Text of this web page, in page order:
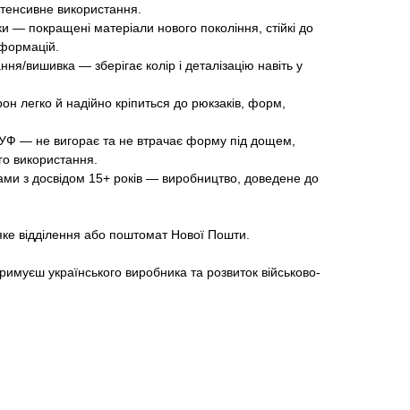
використання.
— покращені матеріали нового покоління, стійкі до
вишивка — зберігає колір і деталізацію навіть у
легко й надійно кріпиться до рюкзаків, форм,
— не вигорає та не втрачає форму під дощем,
використання.
з досвідом 15+ років — виробництво, доведене до
відділення або поштомат Нової Пошти.
українського виробника та розвиток військово-